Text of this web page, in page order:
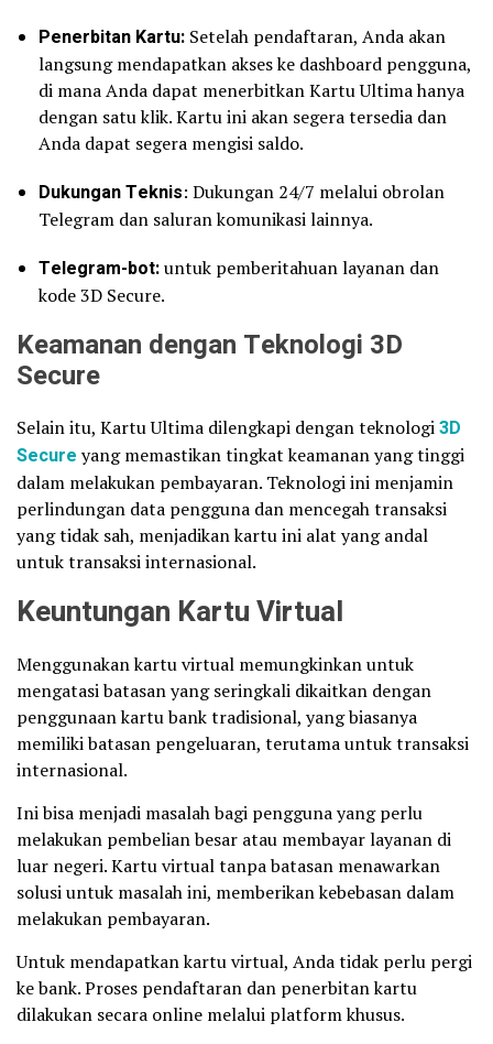
Penerbitan Kartu: Setelah pendaftaran, Anda akan
langsung mendapatkan akses ke dashboard pengguna,
di mana Anda dapat menerbitkan Kartu Ultima hanya
dengan satu klik. Kartu ini akan segera tersedia dan
Anda dapat segera mengisi saldo.
Dukungan Teknis: Dukungan 24/7 melalui obrolan
Telegram dan saluran komunikasi lainnya.
Telegram-bot:untuk pemberitahuan layanan dan
kode 3D Secure.
Keamanan dengan Teknologi 3D
Secure
Selain itu, Kartu Ultima dilengkapi dengan teknologi3D
Secure yang memastikan tingkat keamanan yang tinggi
dalam melakukan pembayaran. Teknologi ini menjamin
perlindungan data pengguna dan mencegah transaksi
yang tidak sah, menjadikan kartu ini alat yang andal
untuk transaksi internasional.
Keuntungan Kartu Virtual
Menggunakan kartu virtual memungkinkan untuk
mengatasi batasan yang seringkali dikaitkan dengan
penggunaan kartu bank tradisional, yang biasanya
memiliki batasan pengeluaran, terutama untuk transaksi
internasional.
Ini bisa menjadi masalah bagi pengguna yang perlu
melakukan pembelian besar atau membayar layanan di
luar negeri. Kartu virtual tanpa batasan menawarkan
solusi untuk masalah ini, memberikan kebebasan dalam
melakukan pembayaran.
Untuk mendapatkan kartu virtual, Anda tidak perlu pergi
ke bank. Proses pendaftaran dan penerbitan kartu
dilakukan secara online melalui platform khusus.